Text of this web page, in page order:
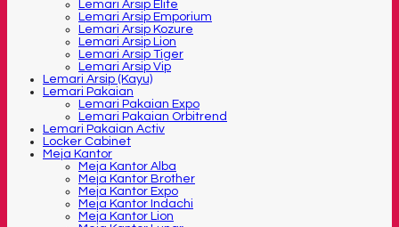
Lemari Arsip Elite
Lemari Arsip Emporium
Lemari Arsip Kozure
Lemari Arsip Lion
Lemari Arsip Tiger
Lemari Arsip Vip
Lemari Arsip (Kayu)
Lemari Pakaian
Lemari Pakaian Expo
Lemari Pakaian Orbitrend
Lemari Pakaian Activ
Locker Cabinet
Meja Kantor
Meja Kantor Alba
Meja Kantor Brother
Meja Kantor Expo
Meja Kantor Indachi
Meja Kantor Lion